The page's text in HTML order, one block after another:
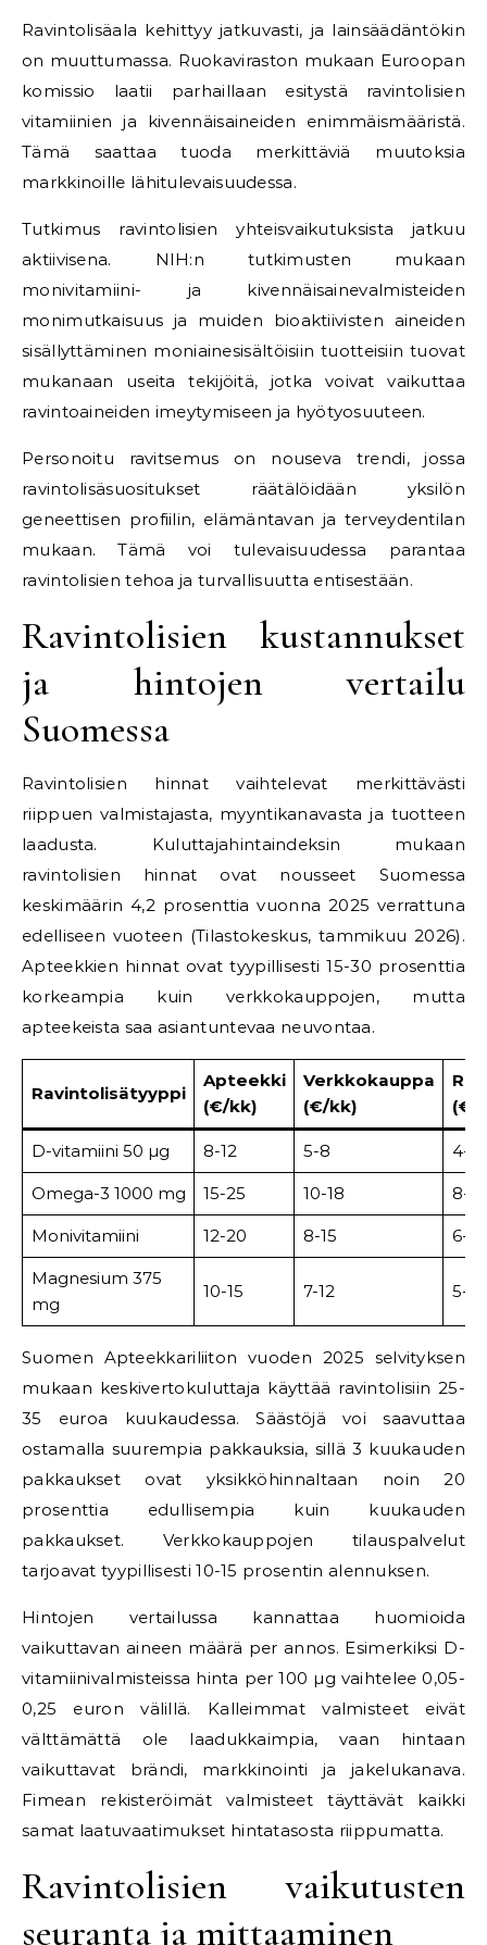
Ravintolisäala kehittyy jatkuvasti, ja lainsäädäntökin
on muuttumassa. Ruokaviraston mukaan Euroopan
komissio laatii parhaillaan esitystä ravintolisien
vitamiinien ja kivennäisaineiden enimmäismääristä.
Tämä saattaa tuoda merkittäviä muutoksia
markkinoille lähitulevaisuudessa.
Tutkimus ravintolisien yhteisvaikutuksista jatkuu
aktiivisena. NIH:n tutkimusten mukaan
monivitamiini- ja kivennäisainevalmisteiden
monimutkaisuus ja muiden bioaktiivisten aineiden
sisällyttäminen moniainesisältöisiin tuotteisiin tuovat
mukanaan useita tekijöitä, jotka voivat vaikuttaa
ravintoaineiden imeytymiseen ja hyötyosuuteen.
Personoitu ravitsemus on nouseva trendi, jossa
ravintolisäsuositukset räätälöidään yksilön
geneettisen profiilin, elämäntavan ja terveydentilan
mukaan. Tämä voi tulevaisuudessa parantaa
ravintolisien tehoa ja turvallisuutta entisestään.
Ravintolisien kustannukset
ja hintojen vertailu
Suomessa
Ravintolisien hinnat vaihtelevat merkittävästi
riippuen valmistajasta, myyntikanavasta ja tuotteen
laadusta. Kuluttajahintaindeksin mukaan
ravintolisien hinnat ovat nousseet Suomessa
keskimäärin 4,2 prosenttia vuonna 2025 verrattuna
edelliseen vuoteen (Tilastokeskus, tammikuu 2026).
Apteekkien hinnat ovat tyypillisesti 15-30 prosenttia
korkeampia kuin verkkokauppojen, mutta
apteekeista saa asiantuntevaa neuvontaa.
Ravintolisätyyppi
Apteekki
(€/kk)
Verkkokauppa
(€/kk)
(€/
D-vitamiini 50 µg 8-12 5-8 4-7
Omega-3 1000 mg 15-25 10-18 8-15
Monivitamiini 12-20 8-15 6-12
Magnesium 375
mg
10-15 7-12 5-10
Suomen Apteekkariliiton vuoden 2025 selvityksen
mukaan keskivertokuluttaja käyttää ravintolisiin 25-
35 euroa kuukaudessa. Säästöjä voi saavuttaa
ostamalla suurempia pakkauksia, sillä 3 kuukauden
pakkaukset ovat yksikköhinnaltaan noin 20
prosenttia edullisempia kuin kuukauden
pakkaukset. Verkkokauppojen tilauspalvelut
tarjoavat tyypillisesti 10-15 prosentin alennuksen.
Hintojen vertailussa kannattaa huomioida
vaikuttavan aineen määrä per annos. Esimerkiksi D-
vitamiinivalmisteissa hinta per 100 µg vaihtelee 0,05-
0,25 euron välillä. Kalleimmat valmisteet eivät
välttämättä ole laadukkaimpia, vaan hintaan
vaikuttavat brändi, markkinointi ja jakelukanava.
Fimean rekisteröimät valmisteet täyttävät kaikki
samat laatuvaatimukset hintatasosta riippumatta.
Ravintolisien vaikutusten
seuranta ja mittaaminen